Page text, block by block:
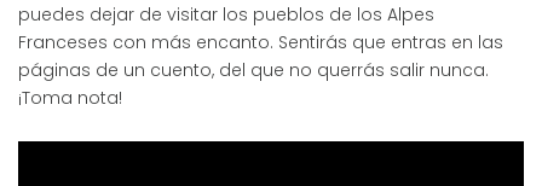
puedes dejar de visitar los pueblos de los Alpes
Franceses con más encanto. Sentirás que entras en las
páginas de un cuento, del que no querrás salir nunca.
¡Toma nota!